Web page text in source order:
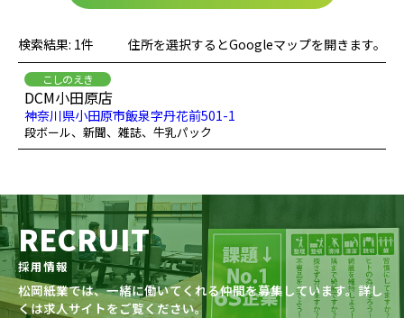
検索結果: 1件 住所を選択するとGoogleマップを開きます。
こしのえき
DCM小田原店
神奈川県小田原市飯泉字丹花前501-1
段ボール、新聞、雑誌、牛乳パック
RECRUIT
採用情報
松岡紙業では、一緒に働いてくれる仲間を募集しています。詳し
くは求人サイトをご覧ください。